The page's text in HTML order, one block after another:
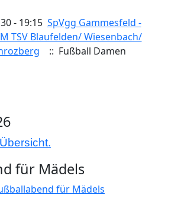
- 19:15 SpVgg Gammesfeld -
TSV Blaufelden/ Wiesenbach/
:: Fußball Damen
für Mädels